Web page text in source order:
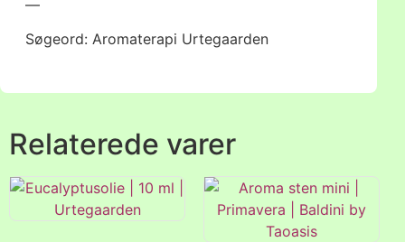
—
Søgeord: Aromaterapi Urtegaarden
Relaterede varer